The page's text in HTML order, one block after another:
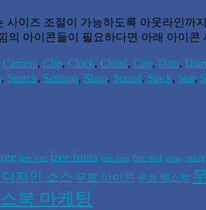
사이즈 조절이 가능하도록 아웃라인
의 아이콘들이 필요하다면 아래 아이
Camera, Clip, Clock, Cloud, Cup, Data,
, Search, Settings, Shop, Sound, Stack, Star,
free font free fonts free icon free psd icons
자인 소스 무료 아이콘 무료 텍스쳐
북 마케팅